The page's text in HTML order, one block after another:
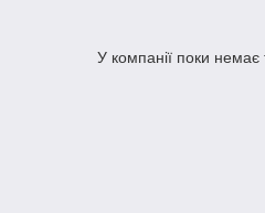
У компанії поки немає